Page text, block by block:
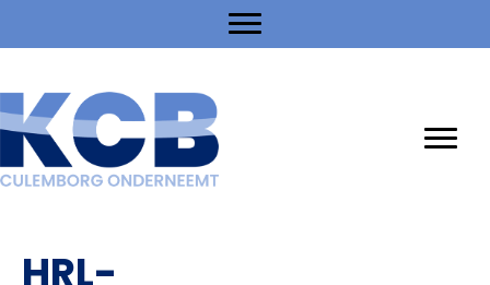
HRL-